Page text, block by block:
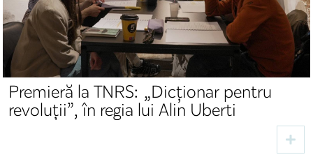
Premieră la TNRS: „Dicționar pentru
revoluții”, în regia lui Alin Uberti